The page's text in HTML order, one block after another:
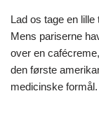
Lad os tage en
Mens pariserne
over en
den første
medicinske